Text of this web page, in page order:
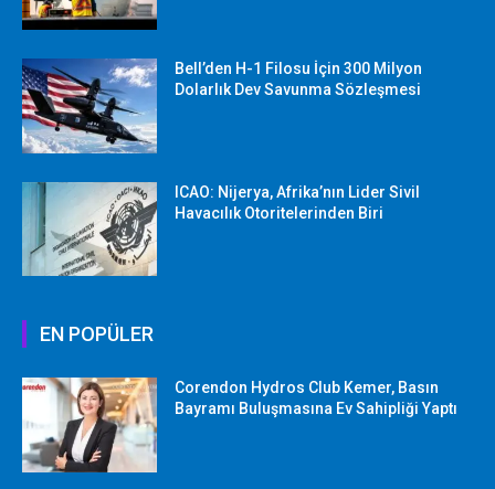
Bell’den H-1 Filosu İçin 300 Milyon
Dolarlık Dev Savunma Sözleşmesi
ICAO: Nijerya, Afrika’nın Lider Sivil
Havacılık Otoritelerinden Biri
EN POPÜLER
Corendon Hydros Club Kemer, Basın
Bayramı Buluşmasına Ev Sahipliği Yaptı